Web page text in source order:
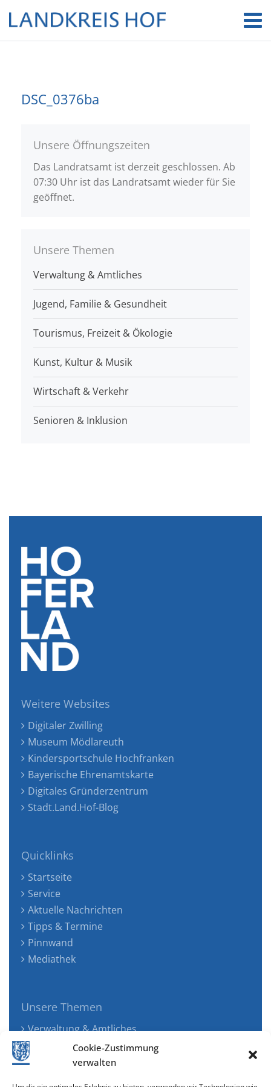
Cookie-Zustimmung
verwalten
DSC_0376ba
Unsere Öffnungszeiten
Das Landratsamt ist derzeit geschlossen. Ab
07:30 Uhr ist das Landratsamt wieder für Sie
geöffnet.
Unsere Themen
Verwaltung & Amtliches
Jugend, Familie & Gesundheit
Tourismus, Freizeit & Ökologie
Kunst, Kultur & Musik
Wirtschaft & Verkehr
Senioren & Inklusion
Weitere Websites
Digitaler Zwilling
Museum Mödlareuth
Kindersportschule Hochfranken
Bayerische Ehrenamtskarte
Digitales Gründerzentrum
Stadt.Land.Hof-Blog
Quicklinks
Startseite
Service
Aktuelle Nachrichten
Tipps & Termine
Pinnwand
Mediathek
Unsere Themen
Verwaltung & Amtliches
Jugend, Familie & Gesundheit
Tourismus, Freizeit & Ökologie